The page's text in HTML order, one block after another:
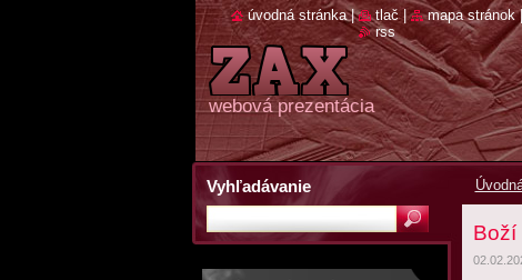
webová prezentácia
Boží
Vyhľadávanie
úvodná stránka | tlač | mapa stránok |
rss